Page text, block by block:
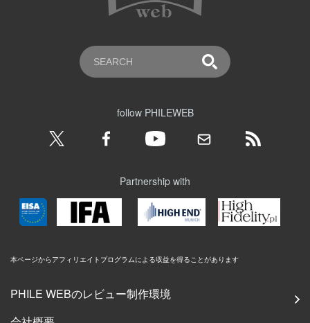
follow PHILEWEB
Partnership with
本ページからアフィリエイトプログラムによる収益を得ることがあります
PHILE WEBのレビュー制作環境